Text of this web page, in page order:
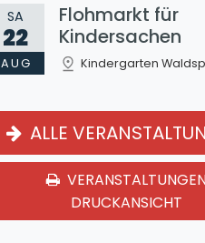
SA
22
AUG
Flohmarkt für
Kindersachen
Kindergarten
ALLE
DRUCKANSICHT